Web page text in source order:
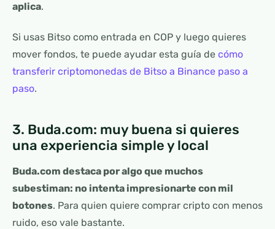
aplica.
Si usas Bitso como entrada en COP y luego quieres
mover fondos, te puede ayudar esta guía de cómo
transferir criptomonedas de Bitso a Binance paso a
paso.
3. Buda.com: muy buena si quieres
una experiencia simple y local
Buda.com destaca por algo que muchos
subestiman: no intenta impresionarte con mil
botones. Para quien quiere comprar cripto con menos
ruido, eso vale bastante.